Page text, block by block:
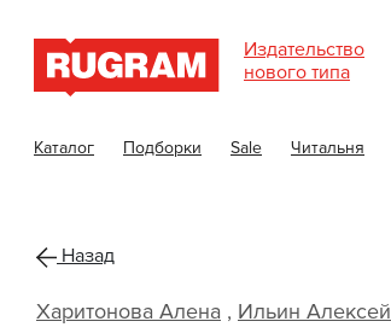
Издательство
нового типа
Каталог Подборки Sale Читальня
Назад
Харитонова Алена , Ильин Алексей